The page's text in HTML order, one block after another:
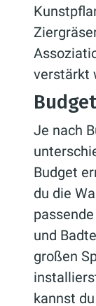
verstärkt
Je nach
Budget
du die
und
großen
kannst